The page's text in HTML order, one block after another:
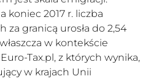
koniec 2017 r. liczba
za granicą urosła do 2,54
w kontekście
Tax.pl, z których wynika,
w krajach Unii